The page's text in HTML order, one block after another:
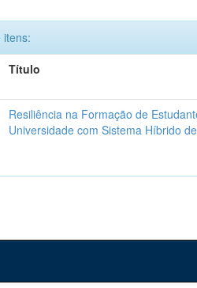
itens:
Título
Resiliência na Formação de
Universidade com Sistema Híbrido